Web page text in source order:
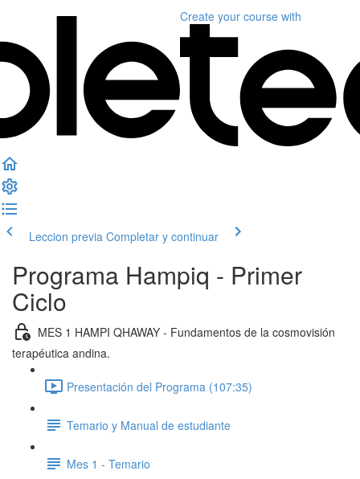
Create your course with
Leccion previa Completar y continuar
Programa Hampiq - Primer
Ciclo
MES 1 HAMPI QHAWAY - Fundamentos de la cosmovisión
terapéutica andina.
Presentación del Programa (107:35)
Temario y Manual de estudiante
Mes 1 - Temario